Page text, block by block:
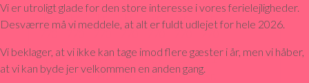
kr.
770
770
15
kr.
16
kr.
17
kr.
18
kr.
19
kr.
20
kr.
21
kr.
Vi er utroligt glade for den store interesse i vores ferielejligheder.
Desværre må vi meddele, at alt er fuldt udlejet for hele 2026.
Vi beklager, at vi ikke kan tage imod flere gæster i år, men vi håber,
at vi kan byde jer velkommen en anden gang.